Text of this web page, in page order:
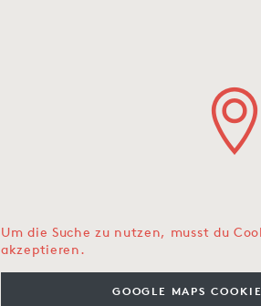
Um die Suche zu nutzen, musst du
akzeptieren.
GOOGLE MAPS